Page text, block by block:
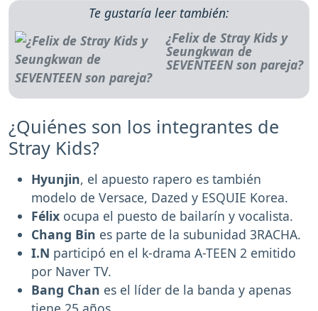
Te gustaría leer también:
¿Felix de Stray Kids y
Seungkwan de
SEVENTEEN son pareja?
¿Quiénes son los integrantes de
Stray Kids?
Hyunjin, el apuesto rapero es también
modelo de Versace, Dazed y ESQUIE Korea.
Félix ocupa el puesto de bailarín y vocalista.
Chang Bin es parte de la subunidad 3RACHA.
I.N participó en el k-drama A-TEEN 2 emitido
por Naver TV.
Bang Chan es el líder de la banda y apenas